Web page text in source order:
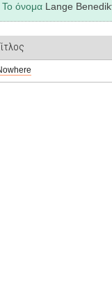
Το όνομα Lange